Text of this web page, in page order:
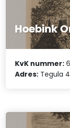
Hoebink
KvK nummer:
Adres: Tegula 4